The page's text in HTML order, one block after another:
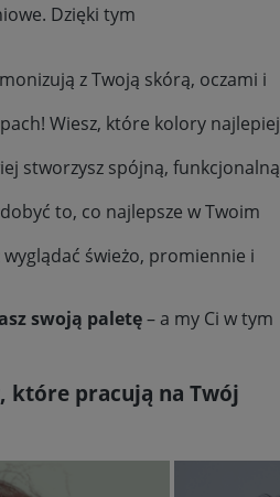
Dzięki tym
z Twoją skórą, oczami i
Wiesz, które kolory najlepiej
stworzysz spójną, funkcjonalną
to, co najlepsze w Twoim
świeżo, promiennie i
swoją paletę– a my Ci w tym
które pracują na Twój